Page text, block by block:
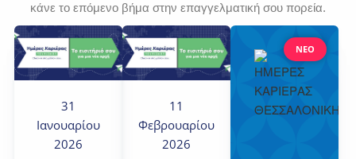
κάνε το επόμενο βήμα στην επαγγελματική σου πορεία.
31
Ιανουαρίου
2026
11
Φεβρουαρίου
2026
ΝΕΟ